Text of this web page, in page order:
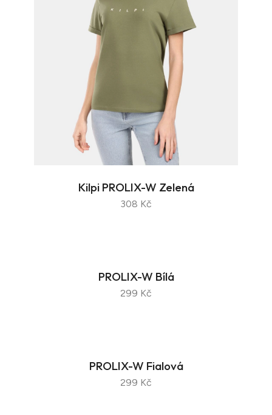
Kilpi PROLIX-W Zelená
308 Kč
PROLIX-W Bílá
299 Kč
PROLIX-W Fialová
299 Kč